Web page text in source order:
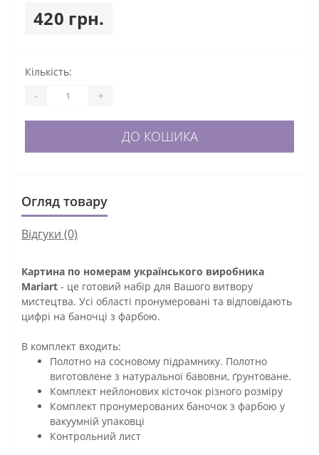
420 грн.
Кількість:
- +
ДО КОШИКА
Огляд товару
Відгуки (0)
Картина по номерам українського виробника
Mariart - це готовий набір для Вашого витвору
мистецтва. Усі області пронумеровані та відповідають
цифрі на баночці з фарбою.
В комплект входить:
Полотно на сосновому підрамнику. Полотно
виготовлене з натуральної бавовни, ґрунтоване.
Комплект нейлонових кісточок різного розміру
Комплект пронумерованих баночок з фарбою у
вакуумній упаковці
Контрольний лист